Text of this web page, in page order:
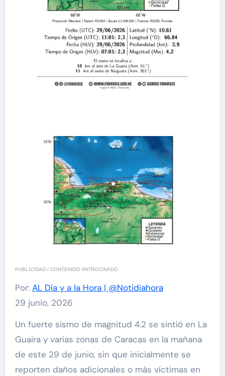
PUBLICIDAD / CONTENIDO PATROCINADO
Por: AL Día y a la Hora | @Notidiahora
29 junio, 2026
Un fuerte sismo de magnitud 4.2 se sintió en La
Guaira y varias zonas de Caracas en la mañana
de este 29 de junio, sin que inicialmente se
reporten daños adicionales o más víctimas en